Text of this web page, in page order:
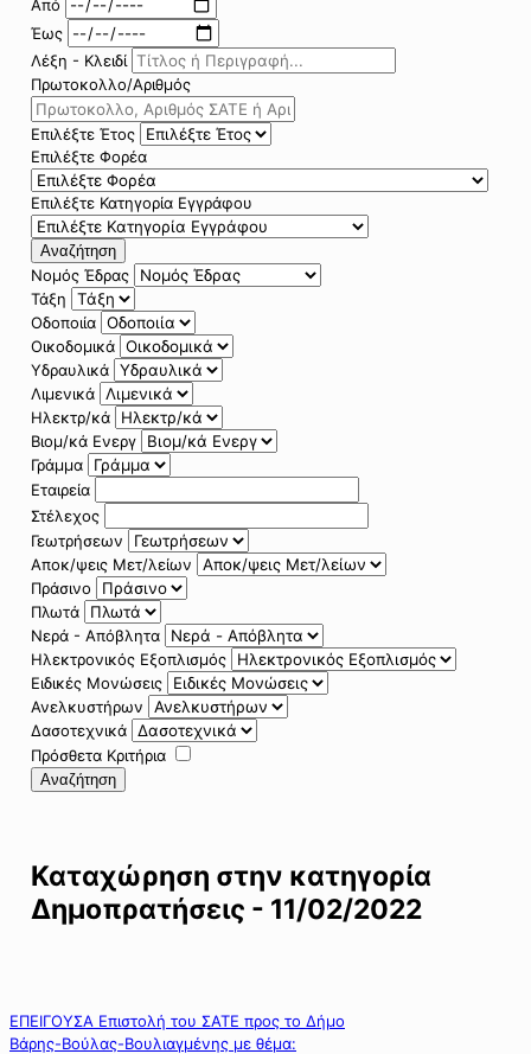
Από
Έως
Λέξη - Κλειδί
Πρωτοκολλο/Αριθμός
Επιλέξτε Έτος
Επιλέξτε Φορέα
Επιλέξτε Κατηγορία Εγγράφου
Αναζήτηση
Νομός Έδρας
Τάξη
Οδοποιία
Οικοδομικά
Υδραυλικά
Λιμενικά
Ηλεκτρ/κά
Βιομ/κά Ενεργ
Γράμμα
Εταιρεία
Στέλεχος
Γεωτρήσεων
Αποκ/ψεις Μετ/λείων
Πράσινο
Πλωτά
Νερά - Απόβλητα
Ηλεκτρονικός Εξοπλισμός
Ειδικές Μονώσεις
Ανελκυστήρων
Δασοτεχνικά
Πρόσθετα Κριτήρια
Αναζήτηση
Καταχώρηση στην κατηγορία
Δημοπρατήσεις - 11/02/2022
ΕΠΕΙΓΟΥΣΑ Επιστολή του ΣΑΤΕ προς το Δήμο
Βάρης-Βούλας-Βουλιαγμένης με θέμα: